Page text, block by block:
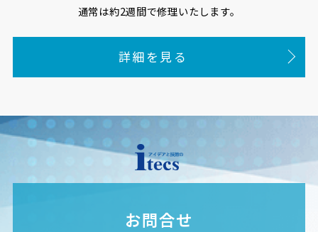
通常は約2週間で修理いたします。
詳細を見る
お問合せ